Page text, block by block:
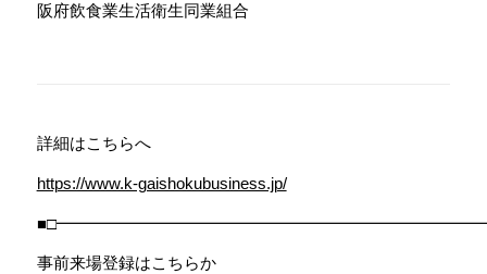
阪府飲食業生活衛生同業組合
詳細はこちらへ
https://www.k-gaishokubusiness.jp/
事前来場登録はこちらか